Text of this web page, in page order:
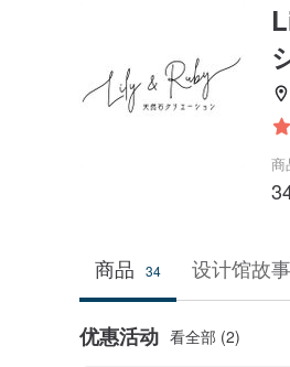
商
商品 34 设计馆故事
优惠活动 看全部 (2)